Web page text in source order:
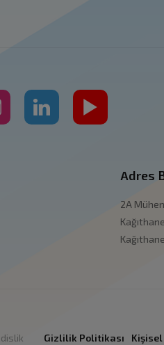
Adres
2A
Gizlilik Politikası